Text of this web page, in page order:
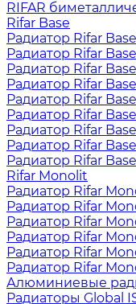
RIFAR
Rifar Base
Радиатор Rifar
Радиатор Rifar
Радиатор Rifar
Радиатор Rifar
Радиатор Rifar
Радиатор Rifar
Радиатор Rifar
Радиатор Rifar
Радиатор Rifar
Rifar Monolit
Радиатор Rifar
Радиатор Rifar
Радиатор Rifar
Радиатор Rifar
Радиатор Rifar
Радиатор Rifar
Алюминиевые
Радиаторы Global